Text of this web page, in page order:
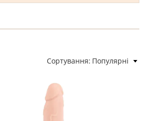
Сортування Популярні